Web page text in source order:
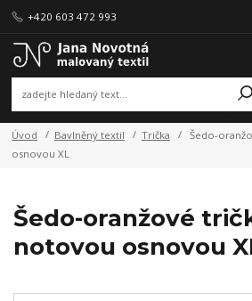
+420 603 472 993
Úvod Bavlněný textil Trička
Šedo-
osnovou XL
Šedo-oranžové
notovou osnovou